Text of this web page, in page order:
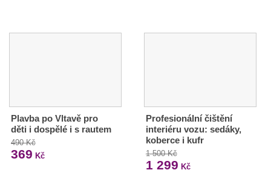
Plavba po Vltavě pro
děti i dospělé i s rautem
490 Kč
369 Kč
Profesionální čištění
interiéru vozu: sedáky,
koberce i kufr
1 500 Kč
1 299 Kč